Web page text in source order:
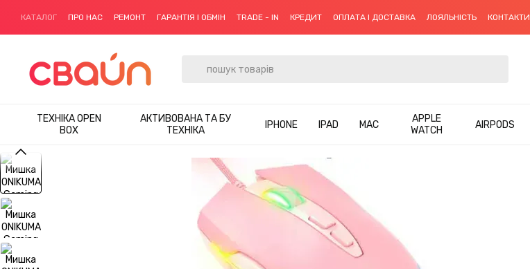
КАТАЛОГ ПРО НАС РЕМОНТ ГАРАНТІЯ І ОБМІН TRADE - IN КРЕДИТ ОПЛАТА І ДОСТАВКА ЛОЯЛЬНІСТЬ КОНТАКТИ
ТЕХНІКА OPEN
BOX
АКТИВОВАНА ТА БУ
ТЕХНІКА
IPHONE IPAD MAC
APPLE
WATCH
AIRPODS